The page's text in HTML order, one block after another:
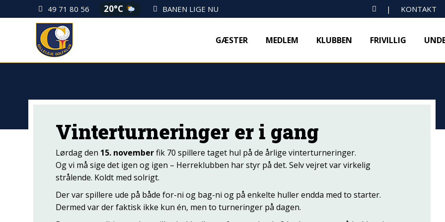
49 71 80 56 20°C BANEN LIGE NU SEARCH:
| KONTAKT
GÆSTER MEDLEM KLUBBEN FRIVILLIG
Vinterturneringer er i gang
Lørdag den 15. novemberfik 70 spillere taget hul på de årlige vinterturneringer.
Og vi må sige det igen og igen – Herreklubben har styr på det. Selv vejret var virkelig
strålende. Koldt med solrigt.
Der var spillere ude på både for-ni og bag-ni og på enkelte huller endda med to starter.
Dermed var der faktisk ikke kun én, men to turneringer på dagen.